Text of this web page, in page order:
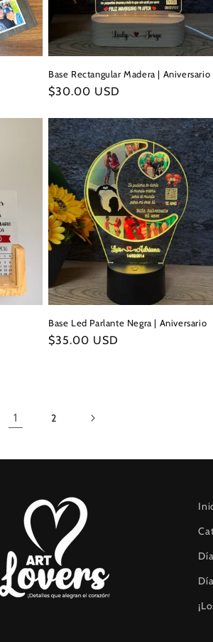
Base Rectangular Madera | Aniversario
Precio
$30.00 USD
Base Led Parlante Negra | Aniversario
Precio
$35.00 USD
1 2